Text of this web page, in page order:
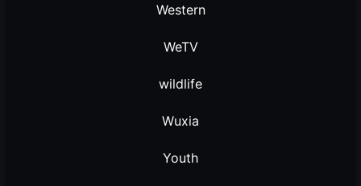
Western
WeTV
wildlife
Wuxia
Youth